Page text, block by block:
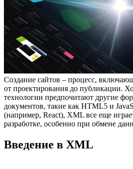
Создание сайтов – процесс,
от проектирования до публикации.
технологии предпочитают другие
документов, такие как HTML5 и
(например, React), XML все еще
разработке, особенно при обмене
Введение в XML